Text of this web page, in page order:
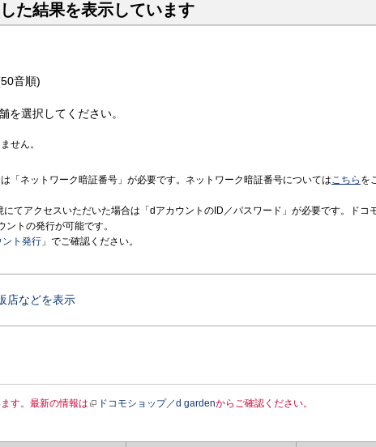
た結果を表示しています
音順)
を選択してください。
せん。
「ネットワーク暗証番号」が必要です。ネットワーク暗証番号についてはこちら を
てアクセスいただいた場合は「dアカウントのID／パスワード」が必要です。ドコ
トの発行が可能です。
ト発行 」でご確認ください。
店などを表示
す。最新の情報は ドコモショップ／d gardenからご確認ください。